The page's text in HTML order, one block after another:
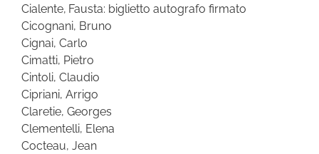
Cialente, Fausta: biglietto autografo firmato
Cicognani, Bruno
Cignai, Carlo
Cimatti, Pietro
Cintoli, Claudio
Cipriani, Arrigo
Claretie, Georges
Clementelli, Elena
Cocteau, Jean